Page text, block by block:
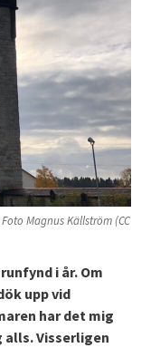
Magnus Källström (CC
i år. Om
upp vid
har det mig
Visserligen